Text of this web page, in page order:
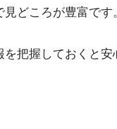
どころが豊富です
把握しておくと安